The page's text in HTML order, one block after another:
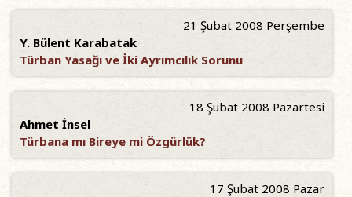
21 Şubat 2008 Perşembe
Y. Bülent Karabatak
Türban Yasağı ve İki Ayrımcılık Sorunu
18 Şubat 2008 Pazartesi
Ahmet İnsel
Türbana mı Bireye mi Özgürlük?
17 Şubat 2008 Pazar